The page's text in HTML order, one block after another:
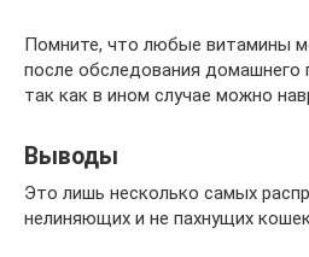
Помните, что любые витамины
после обследования домашнего
так как в ином случае можно
Выводы
Это лишь несколько самых
нелиняющих и не пахнущих кошек.